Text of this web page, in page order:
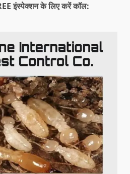
इंस्पेक्शन के लिए करें कॉल: